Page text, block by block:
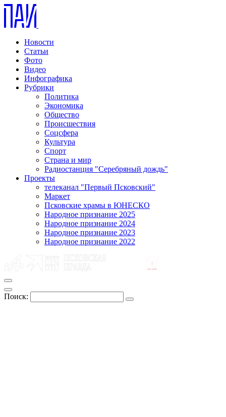
Новости
Статьи
Фото
Видео
Инфографика
Рубрики
Политика
Экономика
Общество
Происшествия
Соцсфера
Культура
Спорт
Страна и мир
Радиостанция "Серебряный дождь"
Проекты
телеканал "Первый Псковский"
Маркет
Псковские храмы в ЮНЕСКО
Народное признание 2025
Народное признание 2024
Народное признание 2023
Народное признание 2022
Поиск: